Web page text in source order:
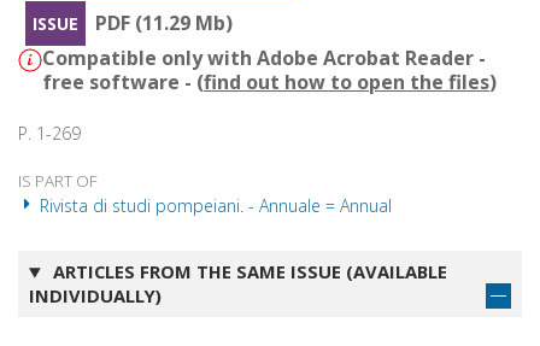
ISSUE
PDF (11.29 Mb)
Compatible only with Adobe Acrobat Reader -
free software - (find out how to open the files)
P. 1-269
IS PART OF
Rivista di studi pompeiani. - Annuale = Annual
ARTICLES FROM THE SAME ISSUE (AVAILABLE
INDIVIDUALLY)